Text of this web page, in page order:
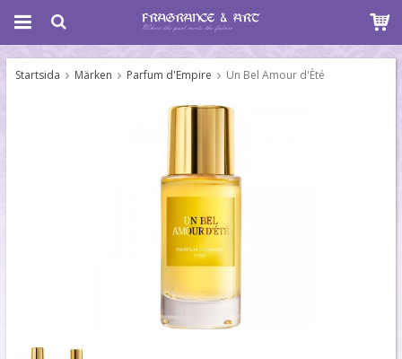
Startsida Märken Parfum d'Empire Un Bel Amour d'Èté